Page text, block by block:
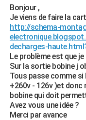
HIGH-TECH
Mobiles
Meilleur smartphone
Internet
Ordinateurs
Jeux vidéo
Guide high-tech
+BRICOLAGE
Forum
Aménagement intérieur
Extérieur
Cuisine
Salle de bains
Jardinage
Rangement
WEEK-END
Guides de France
Escapades
Patrimoine
Expositions
Musées
Week-end nature
+LIFESTYLE
Art de vivre
Bien-être
Loisirs
Mode
Modes de vie
SANTE
Alimentation
Guide de la santé
Maladies
Médicaments
Sommeil
VOYAGE
Bonjour ,
Je viens de faire la
http://schema-
decharges-
Le problème est que
Sur la sortie bobine j
Tous passe comme
+260v - 126v )et donc
bobine qui doit
Avez vous une idée ?
Merci par avance